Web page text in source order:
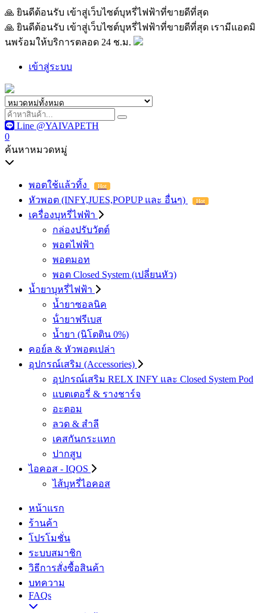
🙏 ยินดีต้อนรับ เข้าสู่เว็บไซต์บุหรี่ไฟฟ้าที่ขายดีที่สุด เรามีแอดมิน
🙏 ยินดีต้อนรับ เข้าสู่เว็บไซต์บุหรี่ไฟฟ้าที่ขายดีที่สุด เรามีแอดมิ
นพร้อมให้บริการตลอด 24 ช.ม.
เข้าสู่ระบบ
Line @YAIVAPETH
0
ค้นหาหมวดหมู่
พอตใช้แล้วทิ้ง Hot
หัวพอต (INFY,JUES,POPUP และ อื่นๆ) Hot
เครื่องบุหรี่ไฟฟ้า
กล่องปรับวัตต์
พอตไฟฟ้า
พอตมอท
พอต Closed System (เปลี่ยนหัว)
น้ำยาบุหรี่ไฟฟ้า
น้ำยาซอลนิค
น้ํายาฟรีเบส
น้ำยา (นิโตติน 0%)
คอย์ล & หัวพอตเปล่า
อุปกรณ์เสริม (Accessories)
อุปกรณ์เสริม RELX INFY และ Closed System Pod
แบตเตอรี่ & รางชาร์จ
อะตอม
ลวด ​& สำลี
เคสกันกระแทก
ปากสูบ
ไอคอส - IQOS
ไส้บุหรี่ไอคอส
หน้าแรก
ร้านค้า
โปรโมชั่น
ระบบสมาชิก
วิธีการสั่งซื้อสินค้า
บทความ
FAQs